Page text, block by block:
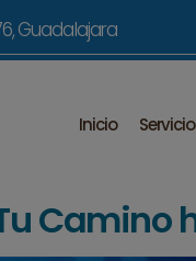
Guadalajara
Inicio